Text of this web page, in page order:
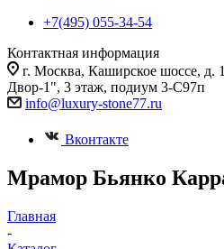
+7(495) 055-34-54
Контактная информация
г. Москва, Каширское шоссе,
Двор-1", 3 этаж, подиум 3-С97п
info@luxury-stone77.ru
Вконтакте
Мрамор Бьянко
Главная
-